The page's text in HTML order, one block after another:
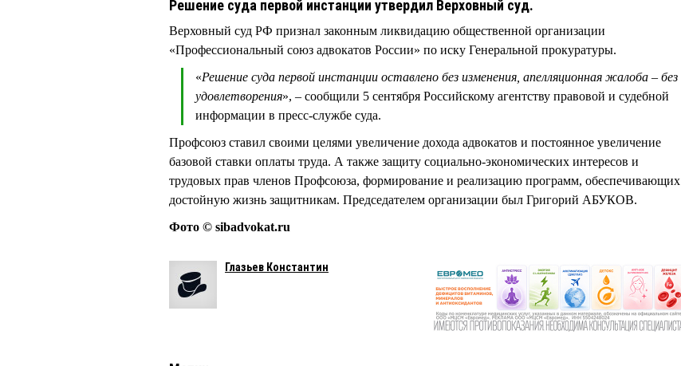
Решение суда первой инстанции утвердил Верховный суд.
Верховный суд РФ признал законным ликвидацию общественной организации
«Профессиональный союз адвокатов России» по иску Генеральной прокуратуры.
«Решение суда первой инстанции оставлено без изменения, апелляционная жалоба – без
удовлетворения», – сообщили 5 сентября Российскому агентству правовой и судебной
информации в пресс-службе суда.
Профсоюз ставил своими целями увеличение дохода адвокатов и постоянное увеличение
базовой ставки оплаты труда. А также защиту социально-экономических интересов и
трудовых прав членов Профсоюза, формирование и реализацию программ, обеспечивающих
достойную жизнь защитникам. Председателем организации был Григорий АБУКОВ.
Фото © sibadvokat.ru
Глазьев Константин